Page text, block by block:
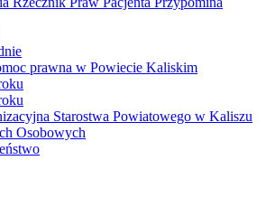
prawna w Powiecie Kaliskim
Starostwa Powiatowego w Kaliszu
Osobowych